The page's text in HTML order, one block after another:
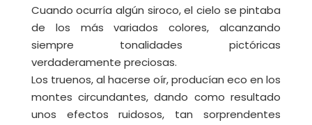
Cuando ocurría algún siroco, el cielo se pintaba
de los más variados colores, alcanzando
siempre tonalidades pictóricas
verdaderamente preciosas.
Los truenos, al hacerse oír, producían eco en los
montes circundantes, dando como resultado
unos efectos ruidosos, tan sorprendentes